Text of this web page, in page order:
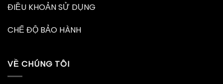
ĐIỀU KHOẢN SỬ DỤNG
CHẾ ĐỘ BẢO HÀNH
VỀ CHÚNG TÔI